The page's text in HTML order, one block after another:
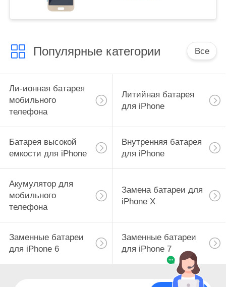
Популярные категории Все
Ли-ионная батарея
мобильного
телефона
Литийная батарея
для iPhone
Батарея высокой
емкости для iPhone
Внутренняя батарея
для iPhone
Акумулятор для
мобильного
телефона
Замена батареи для
iPhone X
Заменные батареи
для iPhone 6
Заменные батареи
для iPhone 7